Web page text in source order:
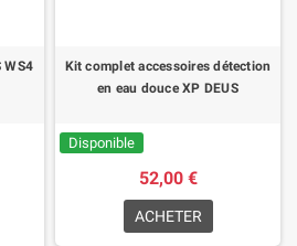
WS4
Kit complet accessoires détection
en eau douce XP DEUS
Disponible
52,00 €
ACHETER